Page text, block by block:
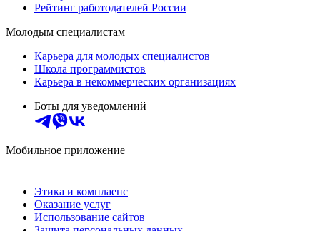
Рейтинг работодателей России
Молодым специалистам
Карьера для молодых специалистов
Школа программистов
Карьера в некоммерческих организациях
Боты для уведомлений
Мобильное приложение
Этика и комплаенс
Оказание услуг
Использование сайтов